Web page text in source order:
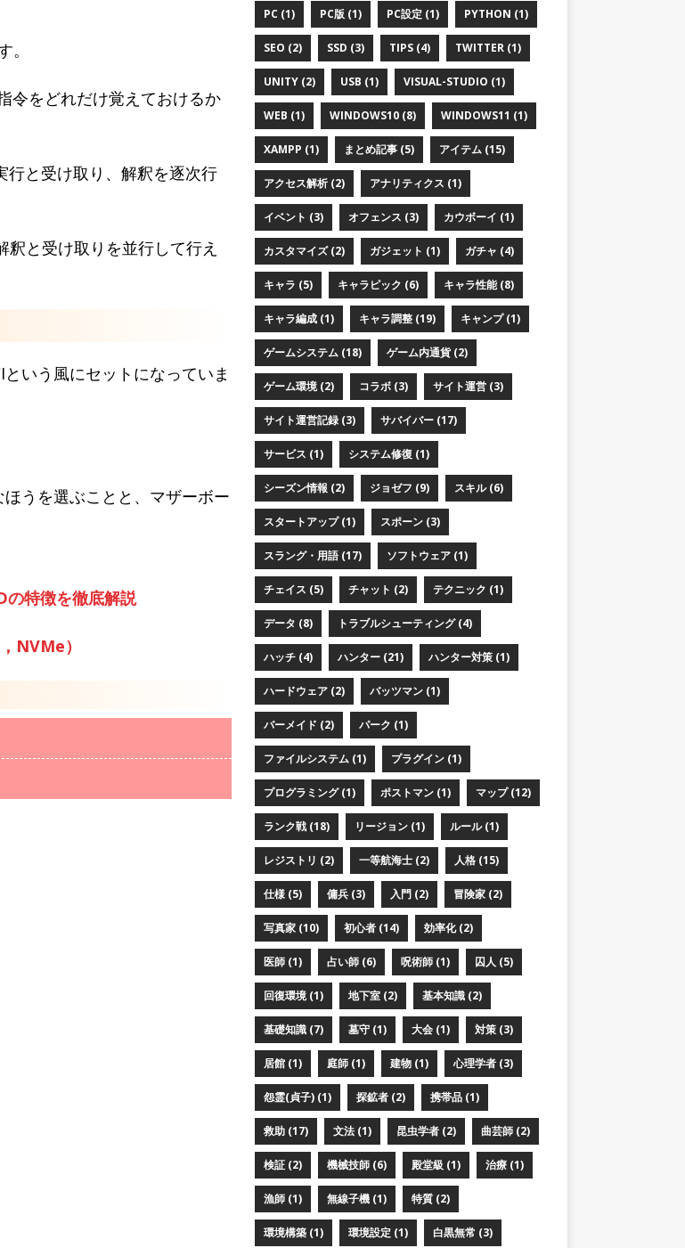
令をどれだけ覚えておけるか
行と受け取り、解釈を逐次行
と受け取りを並行して行え
いう風にセットになっていま
うを選ぶことと、マザーボー
特徴を徹底解説
NVMe）
PC (1) PC版 (1) PC設定 (1) PYTHON (1)
SEO (2) SSD (3) TIPS (4) TWITTER (1)
UNITY (2) USB (1) VISUAL-STUDIO (1)
WEB (1) WINDOWS10 (8) WINDOWS11 (1)
XAMPP (1) まとめ記事 (5) アイテム (15)
アクセス解析 (2) アナリティクス (1)
イベント (3) オフェンス (3) カウボーイ (1)
カスタマイズ (2) ガジェット (1) ガチャ (4)
キャラ (5) キャラピック (6) キャラ性能 (8)
キャラ編成 (1) キャラ調整 (19) キャンプ (1)
ゲームシステム (18) ゲーム内通貨 (2)
ゲーム環境 (2) コラボ (3) サイト運営 (3)
サイト運営記録 (3) サバイバー (17)
サービス (1) システム修復 (1)
シーズン情報 (2) ジョゼフ (9) スキル (6)
スタートアップ (1) スポーン (3)
スラング・用語 (17) ソフトウェア (1)
チェイス (5) チャット (2) テクニック (1)
データ (8) トラブルシューティング (4)
ハッチ (4) ハンター (21) ハンター対策 (1)
ハードウェア (2) バッツマン (1)
バーメイド (2) パーク (1)
ファイルシステム (1) プラグイン (1)
プログラミング (1) ポストマン (1) マップ (12)
ランク戦 (18) リージョン (1) ルール (1)
レジストリ (2) 一等航海士 (2) 人格 (15)
仕様 (5) 傭兵 (3) 入門 (2) 冒険家 (2)
写真家 (10) 初心者 (14) 効率化 (2)
医師 (1) 占い師 (6) 呪術師 (1) 囚人 (5)
回復環境 (1) 地下室 (2) 基本知識 (2)
基礎知識 (7) 墓守 (1) 大会 (1) 対策 (3)
居館 (1) 庭師 (1) 建物 (1) 心理学者 (3)
怨霊(貞子) (1) 探鉱者 (2) 携帯品 (1)
救助 (17) 文法 (1) 昆虫学者 (2) 曲芸師 (2)
検証 (2) 機械技師 (6) 殿堂級 (1) 治療 (1)
漁師 (1) 無線子機 (1) 特質 (2)
環境構築 (1) 環境設定 (1) 白黒無常 (3)